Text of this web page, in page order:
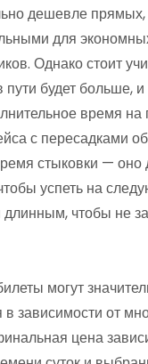
дешевле прямых,
для
Однако стоит
будет больше, и
время на
с пересадками
стыковки — оно
успеть на
чтобы не
могут
в зависимости от
цена